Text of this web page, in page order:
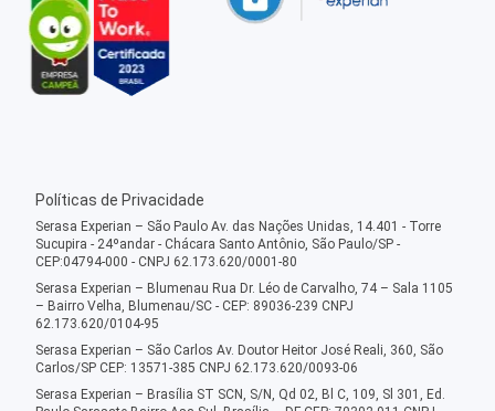
Políticas de Privacidade
Serasa Experian – São Paulo Av. das Nações Unidas, 14.401 - Torre
Sucupira - 24ºandar - Chácara Santo Antônio, São Paulo/SP -
CEP:04794-000 - CNPJ 62.173.620/0001-80
Serasa Experian – Blumenau Rua Dr. Léo de Carvalho, 74 – Sala 1105
– Bairro Velha, Blumenau/SC - CEP: 89036-239 CNPJ
62.173.620/0104-95
Serasa Experian – São Carlos Av. Doutor Heitor José Reali, 360, São
Carlos/SP CEP: 13571-385 CNPJ 62.173.620/0093-06
Serasa Experian – Brasília ST SCN, S/N, Qd 02, Bl C, 109, Sl 301, Ed.